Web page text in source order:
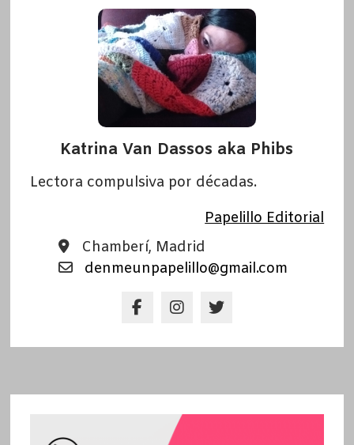
Katrina Van Dassos aka Phibs
Lectora compulsiva por décadas.
Papelillo Editorial
Chamberí, Madrid
denmeunpapelillo@gmail.com